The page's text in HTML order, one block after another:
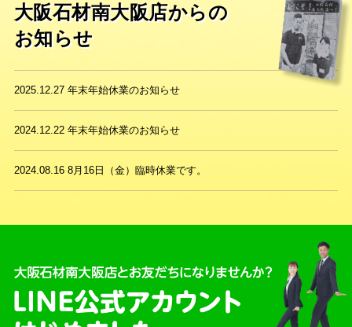
大阪石材南大阪店からの
お知らせ
2025.12.27 年末年始休業のお知らせ
2024.12.22 年末年始休業のお知らせ
2024.08.16 8月16日（金）臨時休業です。